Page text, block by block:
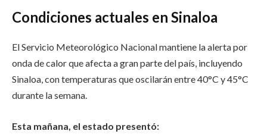
Condiciones actuales en Sinaloa
El Servicio Meteorológico Nacional mantiene la alerta por
onda de calor que afecta a gran parte del país, incluyendo
Sinaloa, con temperaturas que oscilarán entre 40°C y 45°C
durante la semana.
Esta mañana, el estado presentó: